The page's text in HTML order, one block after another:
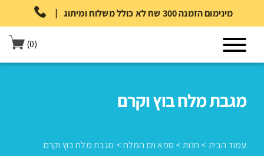
| מינימום הזמנה 300 שח לא כולל משלוח ומיתוג
(0)
מגבת מלח בוץ וקרם
עמוד הבית > חנות> ספא וים המלח> מגבת מלח בוץ וקרם